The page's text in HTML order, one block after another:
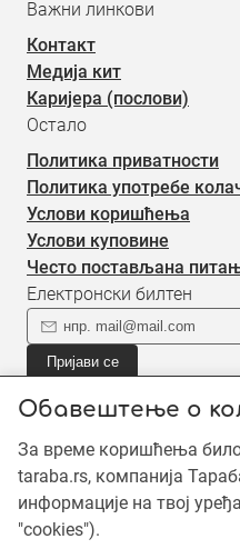
Обавештење о
За време коришћења било
taraba.rs, компанија
информације на твој
"cookies").
Важни линкови
Контакт
Медија кит
Каријера (послови)
Остало
Политика приватности
Политика употребе
Услови коришћења
Услови куповине
Често постављана
Електронски билтен
Пријави се
информације о новом
©2019 - 2026 Тараба доо.
заштићен ауторским
осим када је наведено